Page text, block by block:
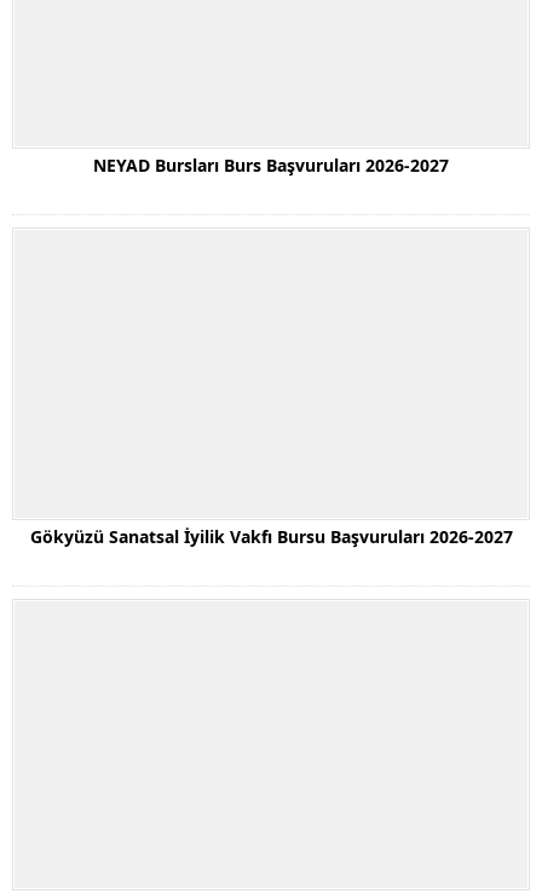
NEYAD Bursları Burs Başvuruları 2026-2027
Gökyüzü Sanatsal İyilik Vakfı Bursu Başvuruları 2026-2027